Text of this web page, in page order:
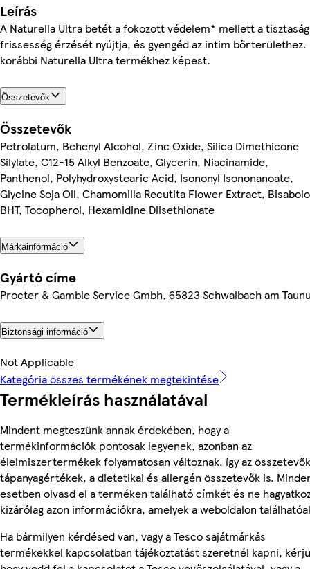
Leírás
A Naturella Ultra betét a fokozott védelem* mellett a
frissesség érzését nyújtja, és gyengéd az intim bőrterülethez.
korábbi Naturella Ultra termékhez képest.
Összetevők
Összetevők
Petrolatum, Behenyl Alcohol, Zinc Oxide, Silica Dimethicone
Silylate, C12-15 Alkyl Benzoate, Glycerin, Niacinamide,
Panthenol, Polyhydroxystearic Acid, Isononyl Isononanoate,
Glycine Soja Oil, Chamomilla Recutita Flower Extract,
BHT, Tocopherol, Hexamidine Diisethionate
Márkainformáció
Gyártó címe
Procter & Gamble Service Gmbh, 65823 Schwalbach am
Biztonsági információ
Not Applicable
Kategória összes termékének megtekintése
Termékleírás használatával
Mindent megteszünk annak érdekében, hogy a
termékinformációk pontosak legyenek, azonban az
élelmiszertermékek folyamatosan változnak, így az
tápanyagértékek, a dietetikai és allergén összetevők is.
esetben olvasd el a terméken található címkét és ne
kizárólag azon információkra, amelyek a weboldalon
Ha bármilyen kérdésed van, vagy a Tesco sajátmárkás
termékekkel kapcsolatban tájékoztatást szeretnél kapni,